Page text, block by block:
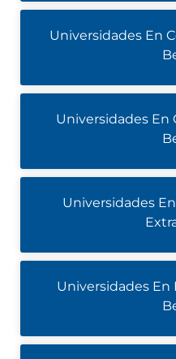
Universidades En
Universidades En
Universidades
Universidades En